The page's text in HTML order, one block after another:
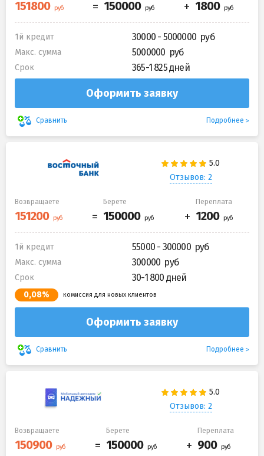
1й кредит 30000 - 5000000
Макс. сумма 5000000
Срок 365-1 825 дней
Оформить заявку
Сравнить Подробнее
Отзывов: 2
Возвращаете Берете Переплата
1й кредит 55000 - 300000
Макс. сумма 300000
Срок 30-1 800 дней
0,08% комиссия для новых клиентов
Оформить заявку
Сравнить Подробнее
Отзывов: 2
Возвращаете Берете Переплата